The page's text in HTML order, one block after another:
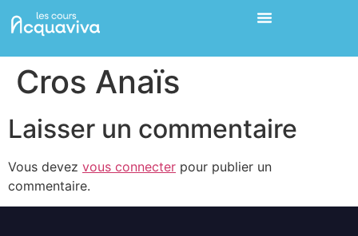
Cros Anaïs
Laisser un commentaire
Vous devez vous connecter pour publier un
commentaire.